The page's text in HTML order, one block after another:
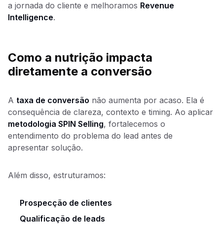
a jornada do cliente e melhoramos Revenue
Intelligence.
Como a nutrição impacta
diretamente a conversão
A taxa de conversão não aumenta por acaso. Ela é
consequência de clareza, contexto e timing. Ao aplicar
metodologia SPIN Selling, fortalecemos o
entendimento do problema do lead antes de
apresentar solução.
Além disso, estruturamos:
Prospecção de clientes
Qualificação de leads